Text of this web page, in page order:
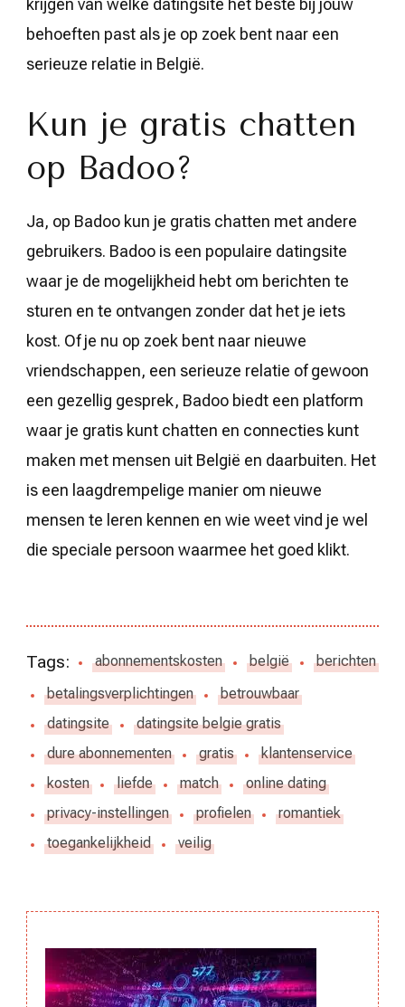
krijgen van welke datingsite het beste bij jouw
behoeften past als je op zoek bent naar een
serieuze relatie in België.
Kun je gratis chatten
op Badoo?
Ja, op Badoo kun je gratis chatten met andere
gebruikers. Badoo is een populaire datingsite
waar je de mogelijkheid hebt om berichten te
sturen en te ontvangen zonder dat het je iets
kost. Of je nu op zoek bent naar nieuwe
vriendschappen, een serieuze relatie of gewoon
een gezellig gesprek, Badoo biedt een platform
waar je gratis kunt chatten en connecties kunt
maken met mensen uit België en daarbuiten. Het
is een laagdrempelige manier om nieuwe
mensen te leren kennen en wie weet vind je wel
die speciale persoon waarmee het goed klikt.
Tags: abonnementskosten belgië
berichten
betalingsverplichtingen
betrouwbaar
datingsite
datingsite belgie gratis
dure abonnementen
gratis
klantenservice
kosten
liefde match
online dating
privacy-instellingen
profielen
romantiek
toegankelijkheid
veilig
Berichtnavigatie